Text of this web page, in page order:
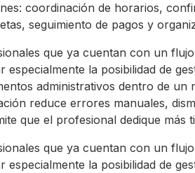
coordinación de horarios,
seguimiento de pagos y
que ya cuentan con un
especialmente la posibilidad de
administrativos dentro de un
reduce errores manuales,
que el profesional dedique más
que ya cuentan con un
especialmente la posibilidad de